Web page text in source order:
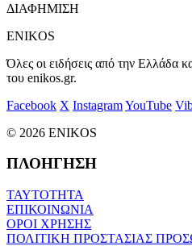
ΔΙΑΦΗΜΙΣΗ
ENIKOS
Όλες οι ειδήσεις από την Ελλάδα
του enikos.gr.
Facebook X InstagramYouTube
© 2026 ENIKOS
ΠΛΟΗΓΗΣΗ
ΤΑΥΤΟΤΗΤΑ
ΕΠΙΚΟΙΝΩΝΙΑ
ΟΡΟΙ ΧΡΗΣΗΣ
ΠΟΛΙΤΙΚΗ ΠΡΟΣΤΑΣΙΑΣ